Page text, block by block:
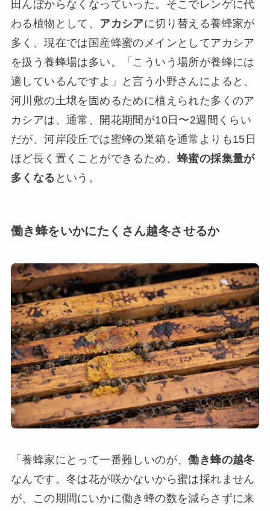
田んぼからなくなっていった。そこでレンゲに代
わる植物として、 アカシアに切り替える養蜂家が
多く、現在では国産蜂蜜のメインとしてアカシア
を扱う養蜂場は多い。「こういう場所が養蜂には
適しているんですよ」と言う小野さんによると、
河川敷の土壌を固めるために植えられた多くのア
カシアは、通常、開花期間が10日〜2週間くらい
だが、河岸段丘では蜜蜂の巣箱を通常よりも15日
ほど長く置くことができるため、 蜂蜜の採集量が
多くなる という。
働き蜂をいかにたくさん越冬させるか
「養蜂家にとって一番難しいのが、働き蜂の越冬
なんです。冬は花が咲かないから蜜は採れません
が、この期間にいかに働き蜂の数を減らさずに来